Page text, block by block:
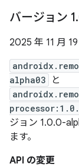
バージョン 1.
2025 年 11 月 19
alpha03
と
ジョン 1.0.0-
ます。
API の変更